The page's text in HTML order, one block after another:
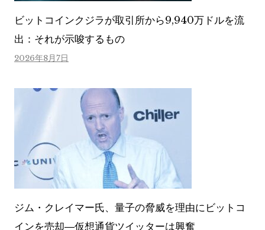
ビットコインクジラが取引所から9,940万ドルを流
出：それが示唆するもの
2026年8月7日
ジム・クレイマー氏、量子の脅威を理由にビットコ
インを売却―仮想通貨ツイッターは興奮